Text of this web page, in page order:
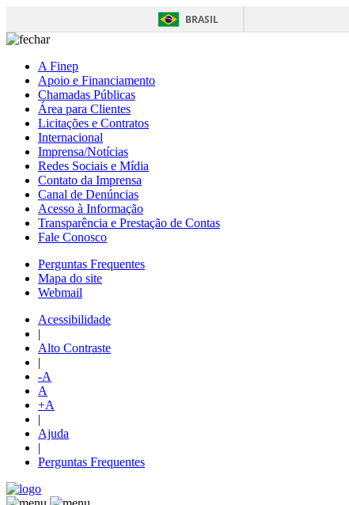
BRASIL
A Finep
Apoio e Financiamento
Chamadas Públicas
Área para Clientes
Licitações e Contratos
Internacional
Imprensa/Notícias
Redes Sociais e Mídia
Contato da Imprensa
Canal de Denúncias
Acesso à Informação
Transparência e Prestação de Contas
Fale Conosco
Perguntas Frequentes
Mapa do site
Webmail
Acessibilidade
|
Alto Contraste
|
-A
A
+A
|
Ajuda
|
Perguntas Frequentes